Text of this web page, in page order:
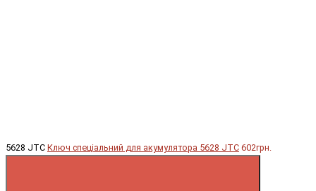
5628 JTC Ключ спеціальний для акумулятора 5628 JTC 602грн.